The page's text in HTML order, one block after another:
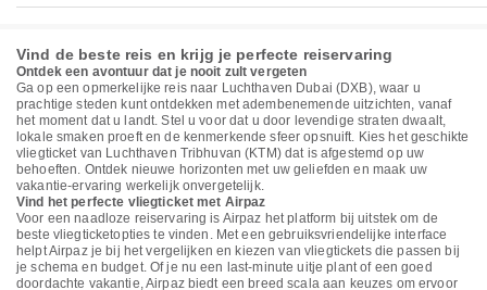
Vind de beste reis en krijg je perfecte reiservaring
Ontdek een avontuur dat je nooit zult vergeten
Ga op een opmerkelijke reis naar Luchthaven Dubai (DXB), waar u
prachtige steden kunt ontdekken met adembenemende uitzichten, vanaf
het moment dat u landt. Stel u voor dat u door levendige straten dwaalt,
lokale smaken proeft en de kenmerkende sfeer opsnuift. Kies het geschikte
vliegticket van Luchthaven Tribhuvan (KTM) dat is afgestemd op uw
behoeften. Ontdek nieuwe horizonten met uw geliefden en maak uw
vakantie-ervaring werkelijk onvergetelijk.
Vind het perfecte vliegticket met Airpaz
Voor een naadloze reiservaring is Airpaz het platform bij uitstek om de
beste vliegticketopties te vinden. Met een gebruiksvriendelijke interface
helpt Airpaz je bij het vergelijken en kiezen van vliegtickets die passen bij
je schema en budget. Of je nu een last-minute uitje plant of een goed
doordachte vakantie, Airpaz biedt een breed scala aan keuzes om ervoor